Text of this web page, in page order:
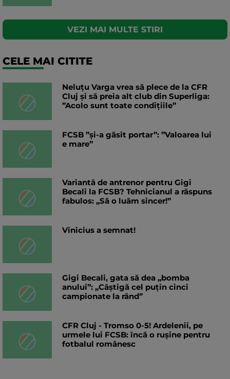
VEZI MAI MULTE STIRI
CELE MAI CITITE
Neluțu Varga vrea să plece de la CFR
Cluj și să preia alt club din Superliga:
”Acolo sunt toate condițiile”
FCSB ”și-a găsit portar”: ”Valoarea lui
e mare”
Variantă de antrenor pentru Gigi
Becali la FCSB? Tehnicianul a răspuns
fabulos: „Să o luăm sincer!”
Vinicius a semnat!
Gigi Becali, gata să dea „bomba
anului”: „Câștigă cel puțin cinci
campionate la rând”
CFR Cluj - Tromso 0-5! Ardelenii, pe
urmele lui FCSB: încă o rușine pentru
fotbalul românesc